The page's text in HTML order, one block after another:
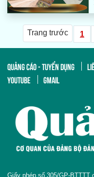
Trang trước 1
QUẢNG CÁO - TUYỂN DỤNG
YOUTUBE
GMAIL
Giấy phép số 305/GP-BTTTT